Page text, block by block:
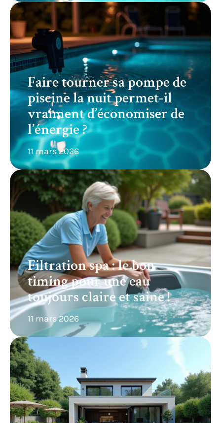
Faire tourner sa pompe de
piscine la nuit permet-il
vraiment d’économiser de
l’énergie ?
11 mars 2026
Filtration spa : le bon
timing pour une eau
toujours claire et saine !
11 mars 2026